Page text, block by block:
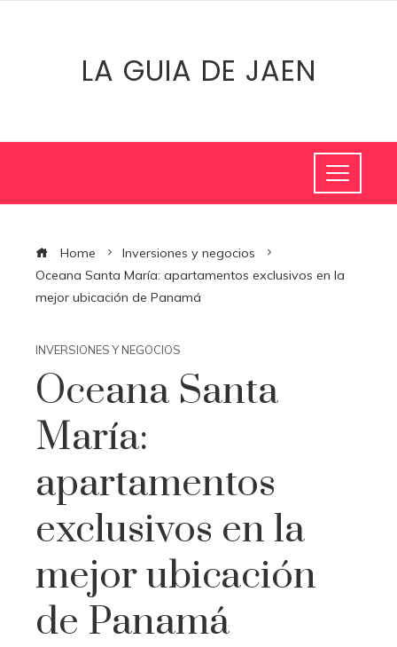
LA GUIA DE JAEN
Home
Inversiones y negocios
Oceana Santa María: apartamentos exclusivos en la
mejor ubicación de Panamá
INVERSIONES Y NEGOCIOS
Oceana Santa
María:
apartamentos
exclusivos en la
mejor ubicación
de Panamá